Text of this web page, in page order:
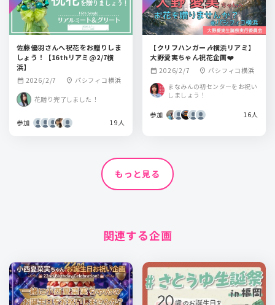
佐藤優羽さんへ祝花をお贈りしま
しょう！【16thリアミ@2/7横
浜】
calendar_month 2026/2/7 location_on パシフィコ横浜
花贈り完了しました！
参加 19人
【クリフハンガー🎶横浜リアミ】
大野愛実ちゃん祝花企画❤️
calendar_month 2026/2/7 location_on パシフィコ横浜
まなみんの初センターをお祝い
しましょう！
参加 16人
もっと見る
関連する企画